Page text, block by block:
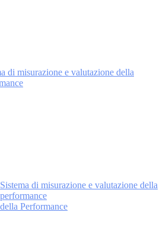
di misurazione e valutazione della
Sistema di misurazione e valutazione della
performance
Performance